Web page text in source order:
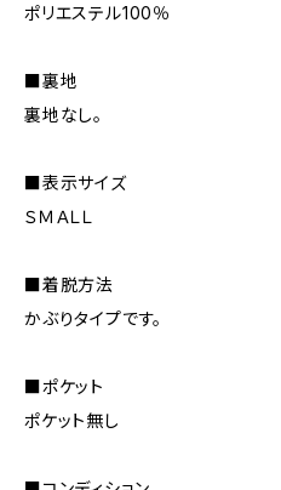
ポリエステル100％
■裏地
裏地なし。
■表示サイズ
ＳＭＡＬＬ
■着脱方法
かぶりタイプです。
■ポケット
ポケット無し